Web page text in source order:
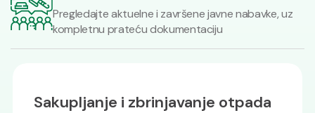
Pregledajte aktuelne i završene javne nabavke, uz
kompletnu prateću dokumentaciju
Komunalna higijena